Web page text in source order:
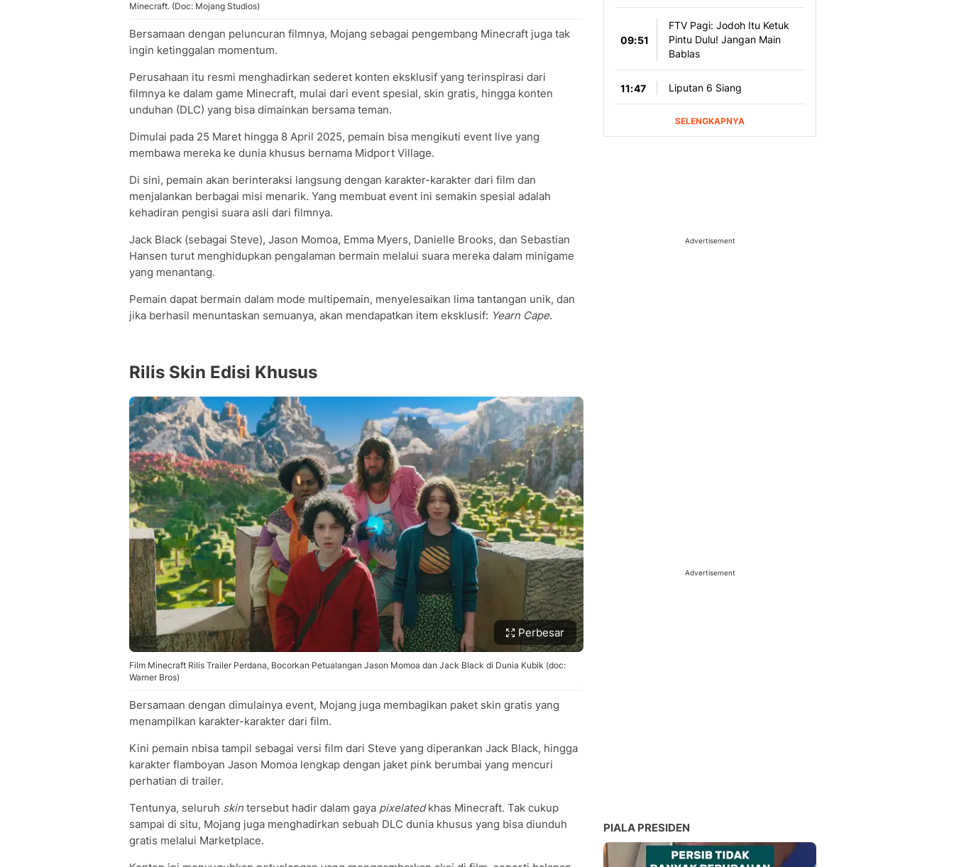
Minecraft. (Doc: Mojang Studios)
Bersamaan dengan peluncuran filmnya, Mojang sebagai pengembang Minecraft juga tak
ingin ketinggalan momentum.
Perusahaan itu resmi menghadirkan sederet konten eksklusif yang terinspirasi dari
filmnya ke dalam game Minecraft, mulai dari event spesial, skin gratis, hingga konten
unduhan (DLC) yang bisa dimainkan bersama teman.
Dimulai pada 25 Maret hingga 8 April 2025, pemain bisa mengikuti event live yang
membawa mereka ke dunia khusus bernama Midport Village.
Di sini, pemain akan berinteraksi langsung dengan karakter-karakter dari film dan
menjalankan berbagai misi menarik. Yang membuat event ini semakin spesial adalah
kehadiran pengisi suara asli dari filmnya.
Jack Black (sebagai Steve), Jason Momoa, Emma Myers, Danielle Brooks, dan Sebastian
Hansen turut menghidupkan pengalaman bermain melalui suara mereka dalam minigame
yang menantang.
Pemain dapat bermain dalam mode multipemain, menyelesaikan lima tantangan unik, dan
jika berhasil menuntaskan semuanya, akan mendapatkan item eksklusif: Yearn Cape.
Rilis Skin Edisi Khusus
Perbesar
Film Minecraft Rilis Trailer Perdana, Bocorkan Petualangan Jason Momoa dan Jack Black di Dunia Kubik (doc:
Warner Bros)
Bersamaan dengan dimulainya event, Mojang juga membagikan paket skin gratis yang
menampilkan karakter-karakter dari film.
Kini pemain nbisa tampil sebagai versi film dari Steve yang diperankan Jack Black, hingga
karakter flamboyan Jason Momoa lengkap dengan jaket pink berumbai yang mencuri
perhatian di trailer.
Tentunya, seluruh skin tersebut hadir dalam gaya pixelatedkhas Minecraft. Tak cukup
sampai di situ, Mojang juga menghadirkan sebuah DLC dunia khusus yang bisa diunduh
gratis melalui Marketplace.
Advertisement
Advertisement
PIALA PRESIDEN